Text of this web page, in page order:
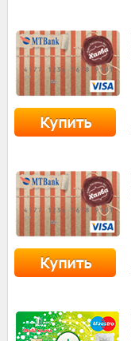
Купить
Купить